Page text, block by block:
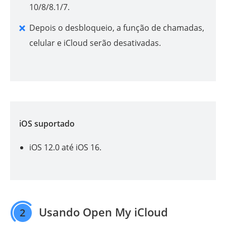
10/8/8.1/7.
Depois o desbloqueio, a função de chamadas,
celular e iCloud serão desativadas.
iOS suportado
iOS 12.0 até iOS 16.
2 Usando Open My iCloud